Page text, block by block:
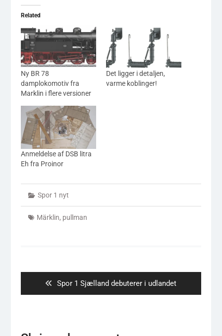
Related
Ny BR 78
damplokomotiv fra
Marklin i flere versioner
Det ligger i detaljen,
varme koblinger!
Anmeldelse af DSB litra
Eh fra Proinor
Spor 1 nyt
Märklin, pullman
Previous
post:
Spor 1 Sjælland debuterer i udlandet